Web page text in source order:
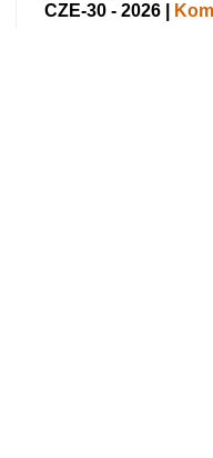
CZE-30 - 2026 |